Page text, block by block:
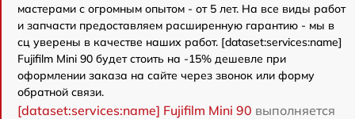
мастерами с огромным опытом - от 5 лет. На все виды работ
и запчасти предоставляем расширенную гарантию - мы в
сц уверены в качестве наших работ. [dataset:services:name]
Fujifilm Mini 90 будет стоить на -15% дешевле при
оформлении заказа на сайте через звонок или форму
обратной связи.
[dataset:services:name] Fujifilm Mini 90 выполняется